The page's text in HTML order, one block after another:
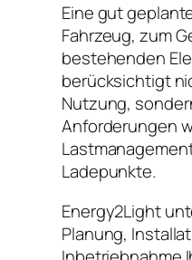
Eine gut
Fahrzeug, zum
bestehenden
berücksichtigt
Nutzung,
Anforderungen
Ladepunkte.
Energy2Light
Planung,